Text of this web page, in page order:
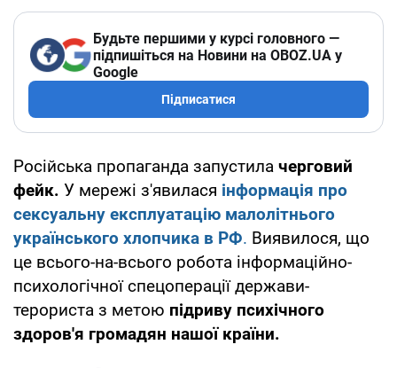
Будьте першими у курсі головного —
підпишіться на Новини на OBOZ.UA у
Google
Підписатися
Російська пропаганда запустила черговий
фейк. У мережі з'явилася інформація про
сексуальну експлуатацію малолітнього
українського хлопчика в РФ. Виявилося, що
це всього-на-всього робота інформаційно-
психологічної спецоперації держави-
терориста з метою підриву психічного
здоров'я громадян нашої країни.